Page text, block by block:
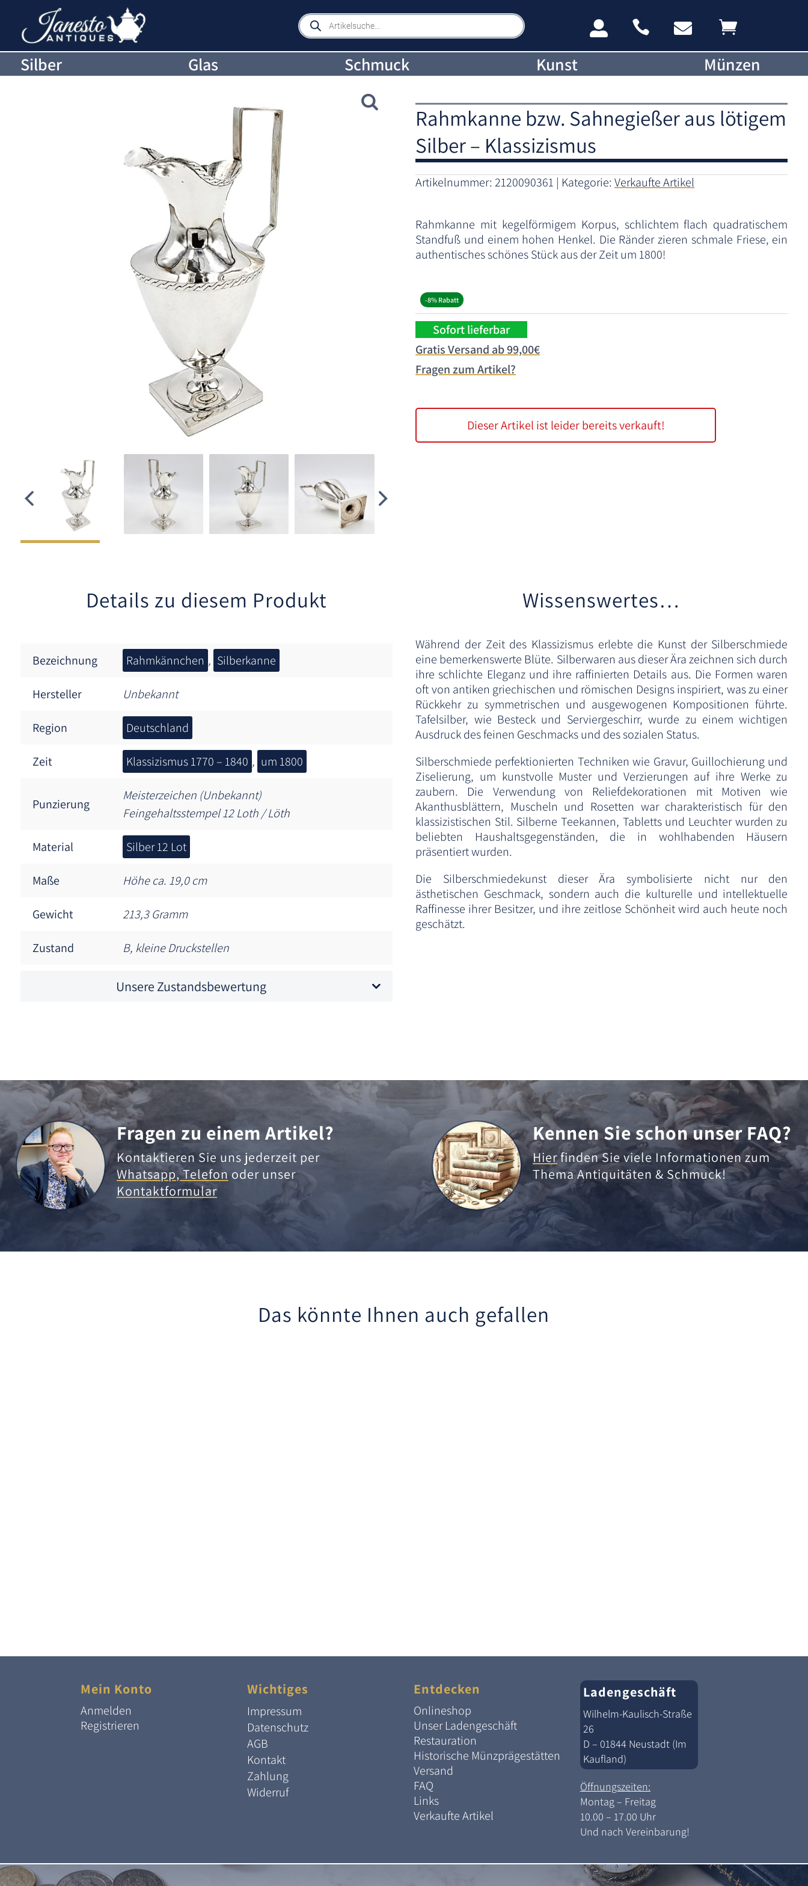
Products
search    
Silber Glas Schmuck Kunst Münzen
Rahmkanne bzw. Sahnegießer aus lötigem
Silber – Klassizismus
Artikelnummer:2120090361 Kategorie:Verkaufte Artikel
Rahmkanne mit kegelförmigem Korpus, schlichtem flach quadratischem
Standfuß und einem hohen Henkel. Die Ränder zieren schmale Friese, ein
authentisches schönes Stück aus der Zeit um 1800!
-8% Rabatt
Sofort lieferbar
Gratis Versand ab 99,00€
Fragen zum Artikel?
Dieser Artikel ist leider bereits verkauft!
Details zu diesem Produkt
Bezeichnung Rahmkännchen , Silberkanne
Hersteller Unbekannt
Region Deutschland
Zeit Klassizismus 1770 – 1840 , um 1800
Punzierung
Meisterzeichen (Unbekannt)
Feingehaltsstempel 12 Loth / Löth
Material Silber 12 Lot
Maße Höhe ca. 19,0 cm
Gewicht 213,3 Gramm
Zustand B, kleine Druckstellen
Unsere Zustandsbewertung
Wissenswertes…
Während der Zeit des Klassizismus erlebte die Kunst der Silberschmiede
eine bemerkenswerte Blüte. Silberwaren aus dieser Ära zeichnen sich durch
ihre schlichte Eleganz und ihre raffinierten Details aus. Die Formen waren
oft von antiken griechischen und römischen Designs inspiriert, was zu einer
Rückkehr zu symmetrischen und ausgewogenen Kompositionen führte.
Tafelsilber, wie Besteck und Serviergeschirr, wurde zu einem wichtigen
Ausdruck des feinen Geschmacks und des sozialen Status.
Silberschmiede perfektionierten Techniken wie Gravur, Guillochierung und
Ziselierung, um kunstvolle Muster und Verzierungen auf ihre Werke zu
zaubern. Die Verwendung von Reliefdekorationen mit Motiven wie
Akanthusblättern, Muscheln und Rosetten war charakteristisch für den
klassizistischen Stil. Silberne Teekannen, Tabletts und Leuchter wurden zu
beliebten Haushaltsgegenständen, die in wohlhabenden Häusern
präsentiert wurden.
Die Silberschmiedekunst dieser Ära symbolisierte nicht nur den
ästhetischen Geschmack, sondern auch die kulturelle und intellektuelle
Raffinesse ihrer Besitzer, und ihre zeitlose Schönheit wird auch heute noch
geschätzt.
Fragen zu einem Artikel?
Kontaktieren Sie uns jederzeit per
Whatsapp,Telefonoder unser
Kontaktformular
Kennen Sie schon unser FAQ?
Hierfinden Sie viele Informationen zum
Thema Antiquitäten & Schmuck!
Das könnte Ihnen auch gefallen
Mein Konto
Anmelden
Registrieren
Wichtiges
Impressum
Datenschutz
AGB
Kontakt
Zahlung
Widerruf
Entdecken
Onlineshop
Unser Ladengeschäft
Restauration
Historische Münzprägestätten
Versand
FAQ
Links
Verkaufte Artikel
Ladengeschäft
Wilhelm-Kaulisch-Straße
26
D – 01844 Neustadt (Im
Kaufland)
Öffnungszeiten:
Montag – Freitag
10.00 – 17.00 Uhr
Und nach Vereinbarung!